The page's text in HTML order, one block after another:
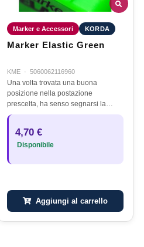
Marker e Accessori KORDA
Marker Elastic Green
KME · 5060062116960
Una volta trovata una buona
posizione nella postazione
prescelta, ha senso segnarsi la
distanza sulla lenza per poter
di nuovo nel luogo esatto senza
dover…
4,70 €
Disponibile
Aggiungi al carrello